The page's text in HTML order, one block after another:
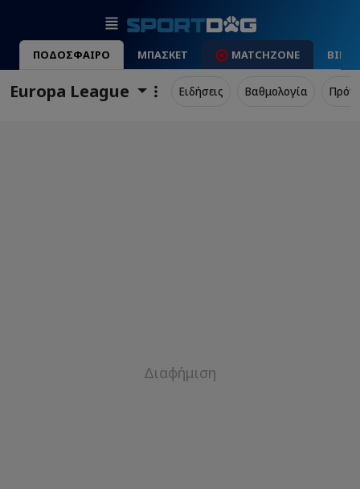
ΠΟΔΟΣΦΑΙΡΟ ΜΠΑΣΚΕΤ MATCHZONE
Europa League Ειδήσεις Βαθμολογία